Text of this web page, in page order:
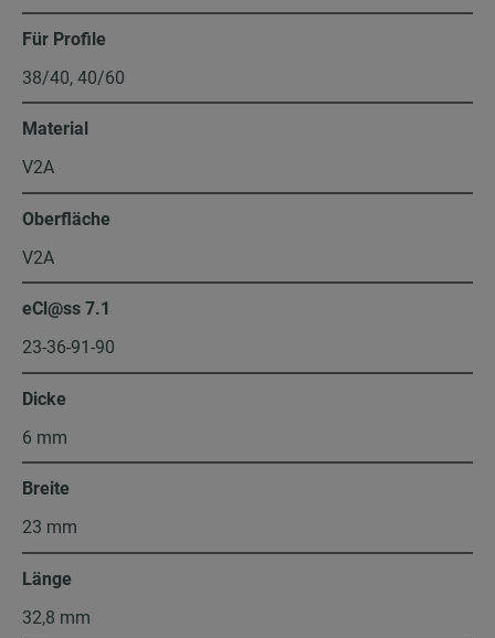
Für Profile
38/40, 40/60
Material
V2A
Oberfläche
V2A
eCl@ss 7.1
23-36-91-90
Dicke
6 mm
Breite
23 mm
Länge
32,8 mm